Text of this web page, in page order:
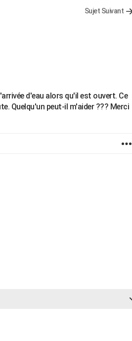
Sujet Suivant
d'eau alors qu'il est ouvert. Ce
Quelqu'un peut-il m'aider ??? Merci